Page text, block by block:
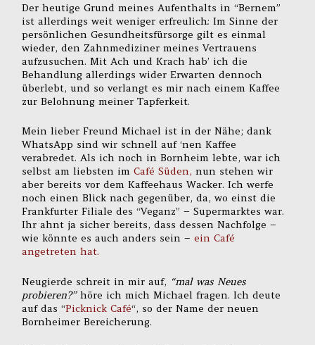
Der heutige Grund meines Aufenthalts in “Bernem”
ist allerdings weit weniger erfreulich: Im Sinne der
persönlichen Gesundheitsfürsorge gilt es einmal
wieder, den Zahnmediziner meines Vertrauens
aufzusuchen. Mit Ach und Krach hab’ ich die
Behandlung allerdings wider Erwarten dennoch
überlebt, und so verlangt es mir nach einem Kaffee
zur Belohnung meiner Tapferkeit.
Mein lieber Freund Michael ist in der Nähe; dank
WhatsApp sind wir schnell auf ‘nen Kaffee
verabredet. Als ich noch in Bornheim lebte, war ich
selbst am liebsten imCafé Süden, nun stehen wir
aber bereits vor dem Kaffeehaus Wacker. Ich werfe
noch einen Blick nach gegenüber, da, wo einst die
Frankfurter Filiale des “Veganz” – Supermarktes war.
Ihr ahnt ja sicher bereits, dass dessen Nachfolge –
wie könnte es auch anders sein –ein Café
angetreten hat.
Neugierde schreit in mir auf, “mal was Neues
probieren?”höre ich mich Michael fragen. Ich deute
auf das “Picknick Café“, so der Name der neuen
Bornheimer Bereicherung.